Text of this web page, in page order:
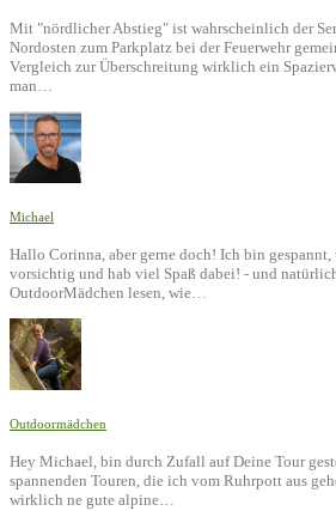
Mit "nördlicher Abstieg" ist wahrscheinlich der
Nordosten zum Parkplatz bei der Feuerwehr
Vergleich zur Überschreitung wirklich ein
man…
Michael
Hallo Corinna, aber gerne doch! Ich bin gespannt,
vorsichtig und hab viel Spaß dabei! - und
OutdoorMädchen lesen, wie…
Outdoormädchen
Hey Michael, bin durch Zufall auf Deine Tour
spannenden Touren, die ich vom Ruhrpott aus
wirklich ne gute alpine…